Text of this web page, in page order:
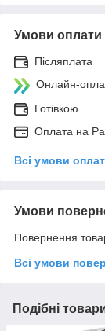
Умови оплати
Післяплата
Онлайн-
Готівкою
Оплата на
Всі умови
Умови
Повернення
Всі умови
Подібні